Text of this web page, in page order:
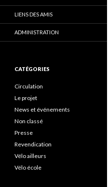
LIENS DES AMIS
ADMINISTRATION
CATÉGORIES
Circulation
Le projet
News et événements
Non classé
Presse
Revendication
Vélo ailleurs
Vélo école